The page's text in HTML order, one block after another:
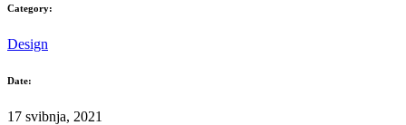
Category:
Design
Date:
17 svibnja, 2021